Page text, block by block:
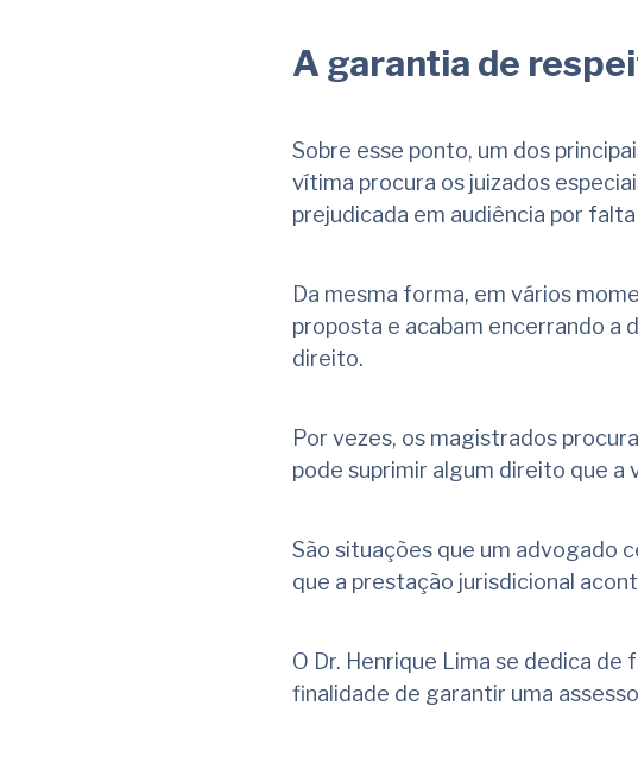
A garantia de
Sobre esse ponto, um dos
vítima procura os juizados
prejudicada em audiência por
Da mesma forma, em vários
proposta e acabam encerrando a
direito.
Por vezes, os magistrados
pode suprimir algum direito que
São situações que um advogado
que a prestação jurisdicional
O Dr. Henrique Lima se dedica
finalidade de garantir uma